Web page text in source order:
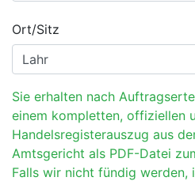
Ort/Sitz
Sie erhalten nach
einem kompletten, offiziellen
Handelsregisterauszug aus
Amtsgericht als PDF-Datei
Falls wir nicht fündig werden,